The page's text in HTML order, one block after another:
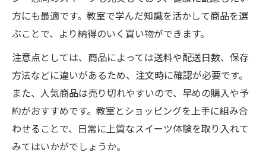
方にも最適です。教室で学んだ知識を活かして商品を選
ぶことで、より納得のいく買い物ができます。
注意点としては、商品によっては送料や配送日数、保存
方法などに違いがあるため、注文時に確認が必要です。
また、人気商品は売り切れやすいので、早めの購入や予
約がおすすめです。教室とショッピングを上手に組み合
わせることで、日常に上質なスイーツ体験を取り入れて
みてはいかがでしょうか。